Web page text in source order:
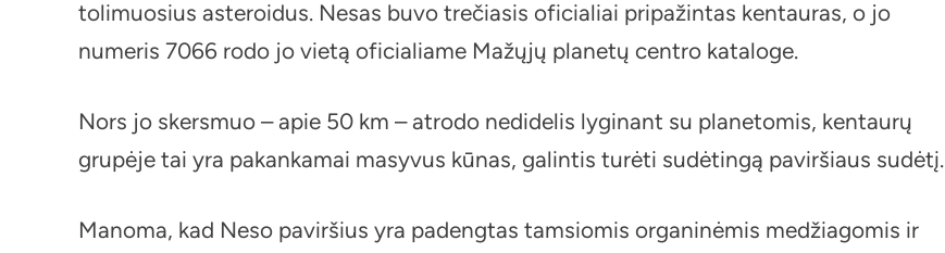
tolimuosius asteroidus. Nesas buvo trečiasis oficialiai pripažintas kentauras, o jo
numeris 7066 rodo jo vietą oficialiame Mažųjų planetų centro kataloge.
Nors jo skersmuo – apie 50 km – atrodo nedidelis lyginant su planetomis, kentaurų
grupėje tai yra pakankamai masyvus kūnas, galintis turėti sudėtingą paviršiaus sudėtį.
Manoma, kad Neso paviršius yra padengtas tamsiomis organinėmis medžiagomis ir